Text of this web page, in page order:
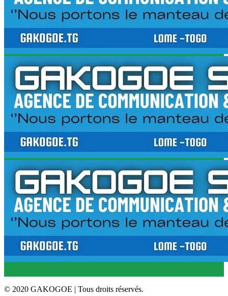
© 2020 GAKOGOE | Tous droits réservés.